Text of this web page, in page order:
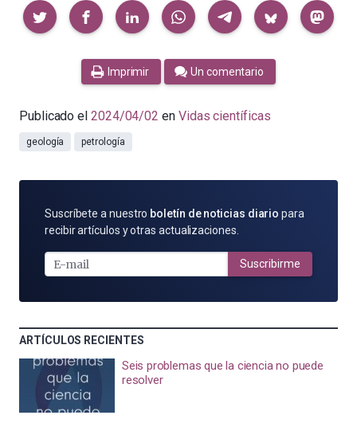
Compartir
Imprimir Un comentario
Publicado el 2024/04/02 en Vidas científicas
geología petrología
SUSCRÍBETE
POR
MAIL
Suscríbete a nuestro boletín de noticias diario para
recibir artículos y otras actualizaciones.
Suscribirme
ARTÍCULOS RECIENTES
Seis problemas que la ciencia no puede
resolver